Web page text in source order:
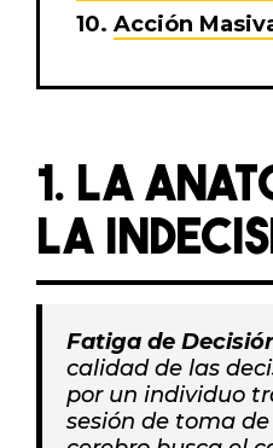
Acción
1. LA
LA
Fatiga de
calidad de las
por un individuo
sesión de toma de